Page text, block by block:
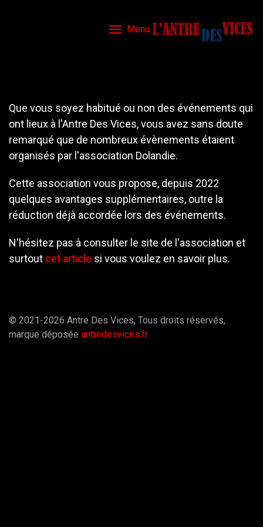
Menu
Que vous soyez habitué ou non des événements qui
ont lieux à l'Antre Des Vices, vous avez sans doute
remarqué que de nombreux évènements étaient
organisés par l'association Dolandie.
Cette association vous propose, depuis 2022
quelques avantages supplémentaires, outre la
réduction déjà accordée lors des événements.
N'hésitez pas à consulter le site de l'association et
surtout cet article si vous voulez en savoir plus.
© 2021-2026 Antre Des Vices, Tous droits réservés,
marque déposée antredesvices.fr